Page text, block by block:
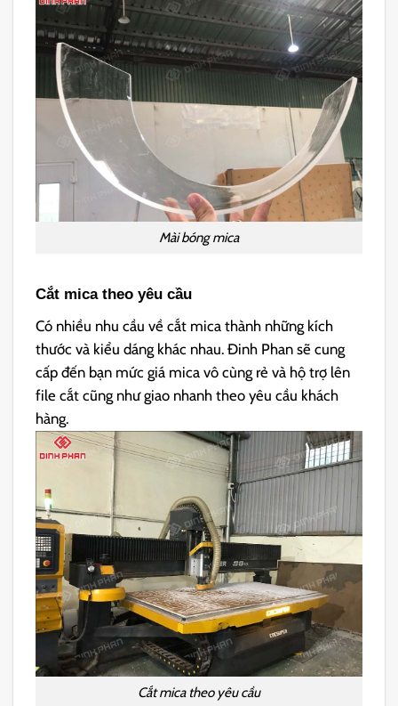
Mài bóng mica
Cắt mica theo yêu cầu
Có nhiều nhu cầu về cắt mica thành những kích
thước và kiểu dáng khác nhau. Đinh Phan sẽ cung
cấp đến bạn mức giá mica vô cùng rẻ và hộ trợ lên
file cắt cũng như giao nhanh theo yêu cầu khách
hàng.
Cắt mica theo yêu cầu